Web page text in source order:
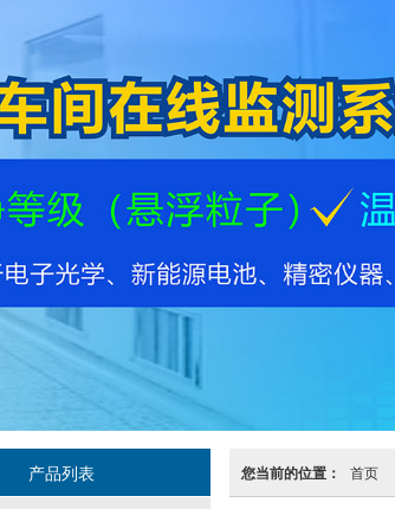
您当前的位置： 首页
产品列表